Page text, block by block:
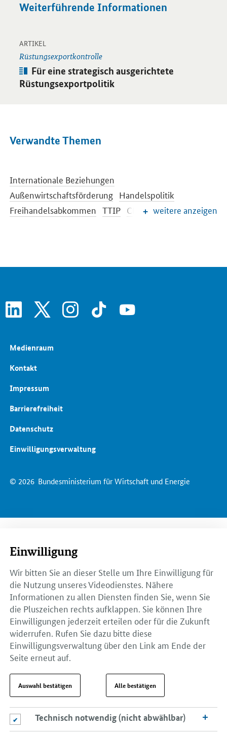
Weiterführende Informationen
ARTIKEL
Rüstungsexportkontrolle
Artikel:
Für eine strategisch ausgerichtete
Rüstungsexportpolitik
Öffnet Einzelsicht
Verwandte Themen
Internationale Beziehungen
Außenwirtschaftsförderung Handelspolitik
Freihandelsabkommen TTIP CETA weitere anzeigen
linkedin instagram tiktok youtube
© 2026 Bundesministerium für Wirtschaft und Energie
Medienraum
Kontakt
Impressum
Barrierefreiheit
Datenschutz
Einwilligungsverwaltung
Einwilligung
Wir bitten Sie an dieser Stelle um Ihre Einwilligung für
die Nutzung unseres Videodienstes. Nähere
Informationen zu allen Diensten finden Sie, wenn Sie
die Pluszeichen rechts aufklappen. Sie können Ihre
Einwilligungen jederzeit erteilen oder für die Zukunft
widerrufen. Rufen Sie dazu bitte diese
Einwilligungsverwaltung über den Link am Ende der
Seite erneut auf.
Auswahl bestätigen Alle bestätigen
Technisch notwendig (nicht abwählbar)
Technisch notwendig (nicht abwählbar)